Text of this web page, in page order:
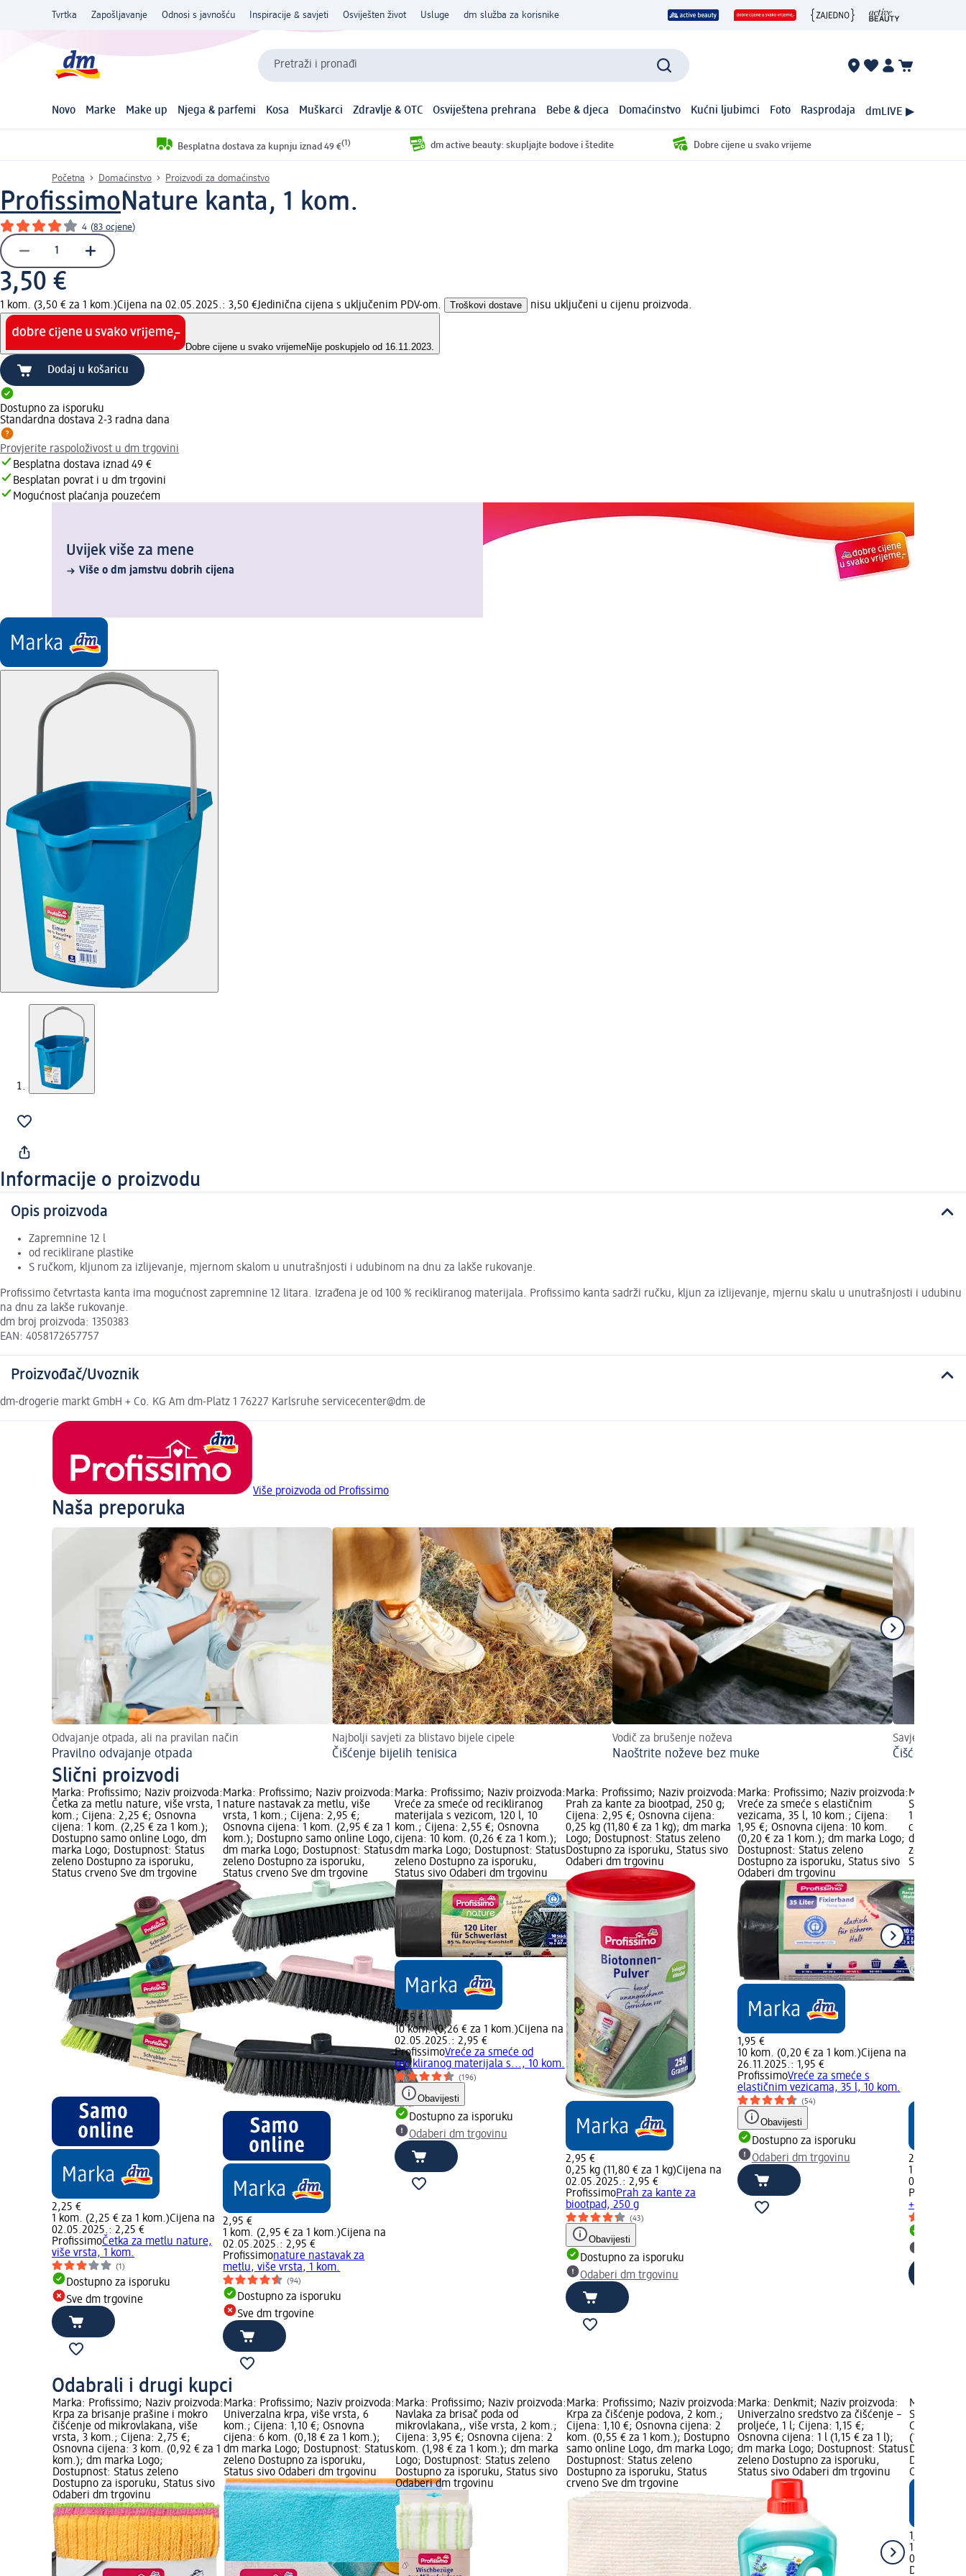
Tvrtka Zapošljavanje Odnosi s javnošću Inspiracije & savjeti Osviješten život Usluge dm služba za korisnike
Pretraži i pronađi
Novo Marke Make up Njega & parfemi Kosa Muškarci Zdravlje & OTC Osviještena prehrana Bebe & djeca Domaćinstvo Kućni ljubimci Foto Rasprodaja dmLIVE ▶
Besplatna dostava za kupnju iznad 49 €(1) dm active beauty: skupljajte bodove i štedite Dobre cijene u svako vrijeme
Početna Domaćinstvo Proizvodi za domaćinstvo
ProfissimoNature kanta, 1 kom.
4 (83 ocjene)
3,50 €
1 kom. (3,50 € za 1 kom.)Cijena na 02.05.2025.: 3,50 €Jedinična cijena s uključenim PDV-om. Troškovi dostave nisu uključeni u cijenu proizvoda.
Dobre cijene u svako vrijemeNije poskupjelo od 16.11.2023.
Dodaj u košaricu
Dostupno za isporuku
Standardna dostava 2-3 radna dana
Provjerite raspoloživost u dm trgovini
Besplatna dostava iznad 49 €
Besplatan povrat i u dm trgovini
Mogućnost plaćanja pouzećem
Uvijek više za mene
Više o dm jamstvu dobrih cijena
Informacije o proizvodu
Opis proizvoda
Zapremnine 12 l
od reciklirane plastike
S ručkom, kljunom za izlijevanje, mjernom skalom u unutrašnjosti i udubinom na dnu za lakše rukovanje.
Profissimo četvrtasta kanta ima mogućnost zapremnine 12 litara. Izrađena je od 100 % recikliranog materijala. Profissimo kanta sadrži ručku, kljun za izlijevanje, mjernu skalu u unutrašnjosti i udubinu
na dnu za lakše rukovanje.
dm broj proizvoda: 1350383
EAN: 4058172657757
Proizvođač/Uvoznik
dm-drogerie markt GmbH + Co. KG Am dm-Platz 1 76227 Karlsruhe servicecenter@dm.de
Više proizvoda od Profissimo
Naša preporuka
Odvajanje otpada, ali na pravilan način
Pravilno odvajanje otpada
Najbolji savjeti za blistavo bijele cipele
Čišćenje bijelih tenisica
Vodič za brušenje noževa
Naoštrite noževe bez muke
Savjeti i trikovi
Čišćenje
Slični proizvodi
Marka: Profissimo; Naziv proizvoda:
Četka za metlu nature, više vrsta, 1
kom.; Cijena: 2,25 €; Osnovna
cijena: 1 kom. (2,25 € za 1 kom.);
Dostupno samo online Logo, dm
marka Logo; Dostupnost: Status
zeleno Dostupno za isporuku,
Status crveno Sve dm trgovine
2,25 €
1 kom. (2,25 € za 1 kom.)Cijena na
02.05.2025.: 2,25 €
ProfissimoČetka za metlu nature,
više vrsta, 1 kom.
(1)
Dostupno za isporuku
Sve dm trgovine
Marka: Profissimo; Naziv proizvoda:
nature nastavak za metlu, više
vrsta, 1 kom.; Cijena: 2,95 €;
Osnovna cijena: 1 kom. (2,95 € za 1
kom.); Dostupno samo online Logo,
dm marka Logo; Dostupnost: Status
zeleno Dostupno za isporuku,
Status crveno Sve dm trgovine
2,95 €
1 kom. (2,95 € za 1 kom.)Cijena na
02.05.2025.: 2,95 €
Profissimonature nastavak za
metlu, više vrsta, 1 kom.
(94)
Dostupno za isporuku
Sve dm trgovine
Marka: Profissimo; Naziv proizvoda:
Vreće za smeće od recikliranog
materijala s vezicom, 120 l, 10
kom.; Cijena: 2,55 €; Osnovna
cijena: 10 kom. (0,26 € za 1 kom.);
dm marka Logo; Dostupnost: Status
zeleno Dostupno za isporuku,
Status sivo Odaberi dm trgovinu
2,55 €
10 kom. (0,26 € za 1 kom.)Cijena na
02.05.2025.: 2,95 €
ProfissimoVreće za smeće od
recikliranog materijala s..., 10 kom.
(196)
Obavijesti
Dostupno za isporuku
Odaberi dm trgovinu
Marka: Profissimo; Naziv proizvoda:
Prah za kante za biootpad, 250 g;
Cijena: 2,95 €; Osnovna cijena:
0,25 kg (11,80 € za 1 kg); dm marka
Logo; Dostupnost: Status zeleno
Dostupno za isporuku, Status sivo
Odaberi dm trgovinu
2,95 €
0,25 kg (11,80 € za 1 kg)Cijena na
02.05.2025.: 2,95 €
ProfissimoPrah za kante za
biootpad, 250 g
(43)
Obavijesti
Dostupno za isporuku
Odaberi dm trgovinu
Marka: Profissimo; Naziv proizvoda:
Vreće za smeće s elastičnim
vezicama, 35 l, 10 kom.; Cijena:
1,95 €; Osnovna cijena: 10 kom.
(0,20 € za 1 kom.); dm marka Logo;
Dostupnost: Status zeleno
Dostupno za isporuku, Status sivo
Odaberi dm trgovinu
1,95 €
10 kom. (0,20 € za 1 kom.)Cijena na
26.11.2025.: 1,95 €
ProfissimoVreće za smeće s
elastičnim vezicama, 35 l, 10 kom.
(54)
Obavijesti
Dostupno za isporuku
Odaberi dm trgovinu
Marka:
Set za
1 kom.;
cijena: 1
dm marka
zeleno
Status sivo
2,35 €
1 kom.
Profissimo
+ metlica, 1
Odabrali i drugi kupci
Marka: Profissimo; Naziv proizvoda:
Krpa za brisanje prašine i mokro
čišćenje od mikrovlakana, više
vrsta, 3 kom.; Cijena: 2,75 €;
Osnovna cijena: 3 kom. (0,92 € za 1
kom.); dm marka Logo;
Dostupnost: Status zeleno
Dostupno za isporuku, Status sivo
Odaberi dm trgovinu
Marka: Profissimo; Naziv proizvoda:
Univerzalna krpa, više vrsta, 6
kom.; Cijena: 1,10 €; Osnovna
cijena: 6 kom. (0,18 € za 1 kom.);
dm marka Logo; Dostupnost: Status
zeleno Dostupno za isporuku,
Status sivo Odaberi dm trgovinu
Marka: Profissimo; Naziv proizvoda:
Navlaka za brisač poda od
mikrovlakana,, više vrsta, 2 kom.;
Cijena: 3,95 €; Osnovna cijena: 2
kom. (1,98 € za 1 kom.); dm marka
Logo; Dostupnost: Status zeleno
Dostupno za isporuku, Status sivo
Odaberi dm trgovinu
Marka: Profissimo; Naziv proizvoda:
Krpa za čišćenje podova, 2 kom.;
Cijena: 1,10 €; Osnovna cijena: 2
kom. (0,55 € za 1 kom.); Dostupno
samo online Logo, dm marka Logo;
Dostupnost: Status zeleno
Dostupno za isporuku, Status
crveno Sve dm trgovine
Marka: Denkmit; Naziv proizvoda:
Univerzalno sredstvo za čišćenje –
proljeće, 1 l; Cijena: 1,15 €;
Osnovna cijena: 1 l (1,15 € za 1 l);
dm marka Logo; Dostupnost: Status
zeleno Dostupno za isporuku,
Status sivo Odaberi dm trgovinu
Marka:
Sredstvo
Cijena:
(1,15 € za
Dostupno
Odaberi
1,15 €
1 l (1,15 €
Denkmit